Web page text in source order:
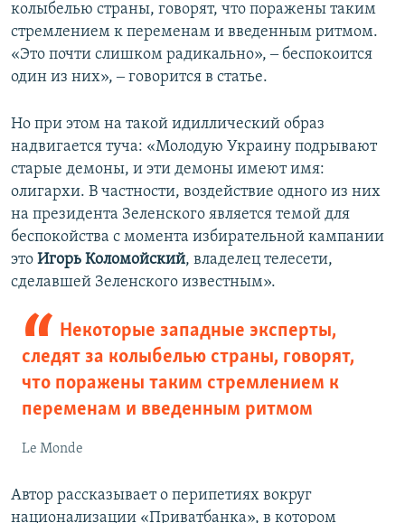
колыбелью страны, говорят, что поражены таким
стремлением к переменам и введенным ритмом.
«Это почти слишком радикально», ‒ беспокоится
один из них», ‒ говорится в статье.
Но при этом на такой идиллический образ
надвигается туча: «Молодую Украину подрывают
старые демоны, и эти демоны имеют имя:
олигархи. В частности, воздействие одного из них
на президента Зеленского является темой для
беспокойства с момента избирательной кампании
это Игорь Коломойский, владелец телесети,
сделавшей Зеленского известным».
Некоторые западные эксперты,
следят за колыбелью страны, говорят,
что поражены таким стремлением к
переменам и введенным ритмом
Le Monde
Автор рассказывает о перипетиях вокруг
национализации «Приватбанка», в котором